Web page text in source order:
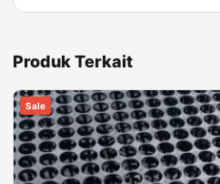
Produk Terkait
Sale